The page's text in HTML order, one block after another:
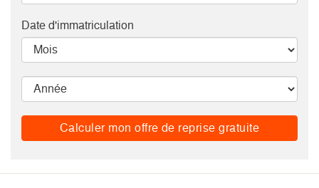
Date d'immatriculation
Calculer mon offre de reprise gratuite